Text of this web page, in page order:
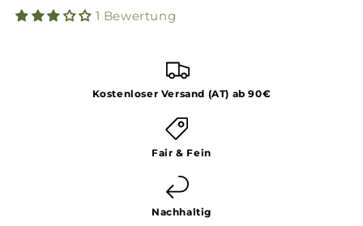
1 Bewertung
Kostenloser Versand (AT) ab 90€
Fair & Fein
Nachhaltig